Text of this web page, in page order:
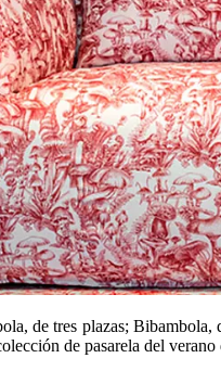
de tres plazas;
de pasarela del verano